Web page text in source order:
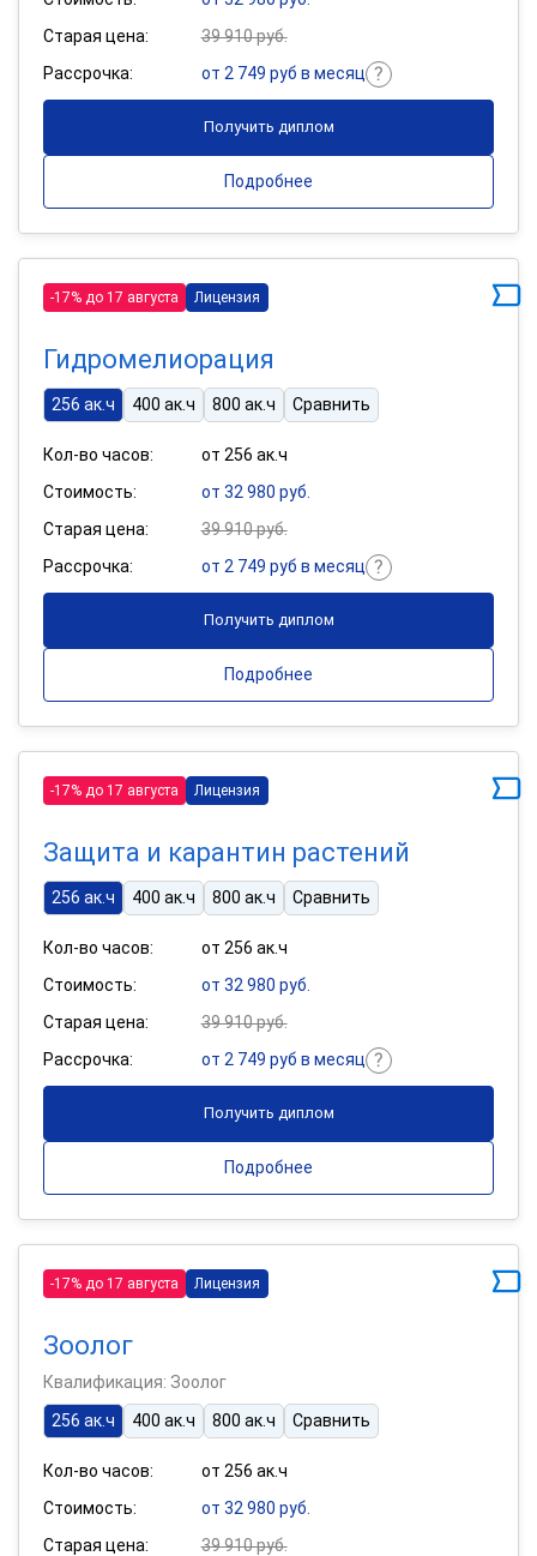
Старая цена:
39 910 руб.
Рассрочка:
от 2 749 руб в месяц
Получить диплом
Подробнее
-17% до 17 августа Лицензия
Гидромелиорация
256 ак.ч 400 ак.ч 800 ак.ч Сравнить
Кол-во часов:
от 256 ак.ч
Стоимость:
от 32 980 руб.
Старая цена:
39 910 руб.
Рассрочка:
от 2 749 руб в месяц
Получить диплом
Подробнее
-17% до 17 августа Лицензия
Защита и карантин растений
256 ак.ч 400 ак.ч 800 ак.ч Сравнить
Кол-во часов:
от 256 ак.ч
Стоимость:
от 32 980 руб.
Старая цена:
39 910 руб.
Рассрочка:
от 2 749 руб в месяц
Получить диплом
Подробнее
-17% до 17 августа Лицензия
Зоолог
Квалификация: Зоолог
256 ак.ч
400 ак.ч 800 ак.ч Сравнить
Кол-во часов:
от 256 ак.ч
Стоимость:
от 32 980 руб.
Старая цена:
39 910 руб.